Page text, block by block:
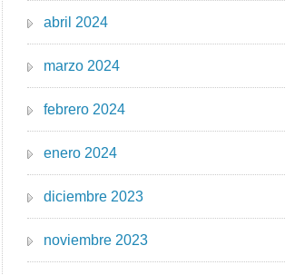
abril 2024
marzo 2024
febrero 2024
enero 2024
diciembre 2023
noviembre 2023